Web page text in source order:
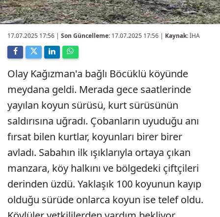
17.07.2025 17:56 | Son Güncelleme: 17.07.2025 17:56 | Kaynak:İHA
Olay Kağızman'a bağlı Böcüklü köyünde
meydana geldi. Merada gece saatlerinde
yayılan koyun sürüsü, kurt sürüsünün
saldırısına uğradı. Çobanların uyuduğu anı
fırsat bilen kurtlar, koyunları birer birer
avladı. Sabahın ilk ışıklarıyla ortaya çıkan
manzara, köy halkını ve bölgedeki çiftçileri
derinden üzdü. Yaklaşık 100 koyunun kayıp
olduğu sürüde onlarca koyun ise telef oldu.